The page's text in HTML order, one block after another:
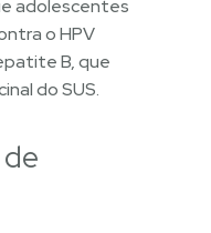
adolescentes
o HPV
B, que
do SUS.